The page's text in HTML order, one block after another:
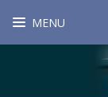
MENU